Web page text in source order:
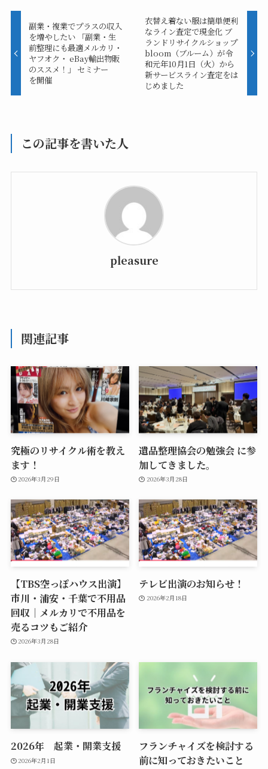
副業・複業でプラスの収入
を増やしたい 「副業・生
前整理にも最適メルカリ・
ヤフオク・ eBay輸出物販
のススメ！」 セミナー
を開催
衣替え着ない服は簡単便利
なライン査定で現金化 ブ
ランドリサイクルショップ
bloom（ブルーム）が令
和元年10月1日（火）から
新サービスライン査定をは
じめました
この記事を書いた人
pleasure
関連記事
究極のリサイクル術を教え
ます！
2026年3月29日
遺品整理協会の勉強会 に参
加してきました。
2026年3月28日
【TBS空っぽハウス出演】
市川・浦安・千葉で不用品
回収｜メルカリで不用品を
売るコツもご紹介
2026年3月28日
テレビ出演のお知らせ！
2026年2月18日
2026年 起業・開業支援
2026年2月1日
フランチャイズを検討する
前に知っておきたいこと